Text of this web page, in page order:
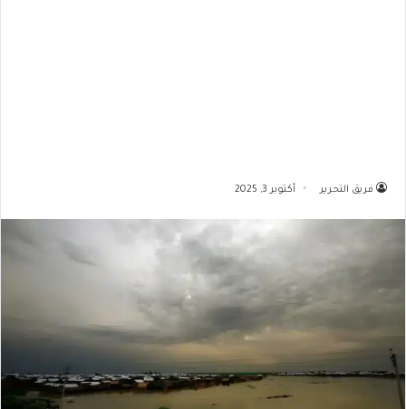
فريق التحرير أكتوبر 3, 2025